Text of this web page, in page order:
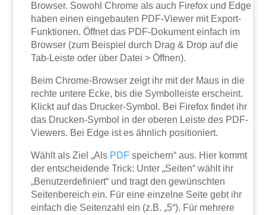
Browser. Sowohl Chrome als auch Firefox und Edge
haben einen eingebauten PDF-Viewer mit Export-
Funktionen. Öffnet das PDF-Dokument einfach im
Browser (zum Beispiel durch Drag & Drop auf die
Tab-Leiste oder über Datei > Öffnen).
Beim Chrome-Browser zeigt ihr mit der Maus in die
rechte untere Ecke, bis die Symbolleiste erscheint.
Klickt auf das Drucker-Symbol. Bei Firefox findet ihr
das Drucken-Symbol in der oberen Leiste des PDF-
Viewers. Bei Edge ist es ähnlich positioniert.
Wählt als Ziel „Als PDF speichern“ aus. Hier kommt
der entscheidende Trick: Unter „Seiten“ wählt ihr
„Benutzerdefiniert“ und tragt den gewünschten
Seitenbereich ein. Für eine einzelne Seite gebt ihr
einfach die Seitenzahl ein (z.B. „5“). Für mehrere